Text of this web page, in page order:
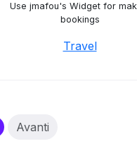
Use jmafou's Widget for
bookings
Travel
Avanti